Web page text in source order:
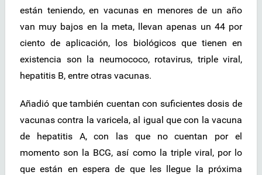
están teniendo, en vacunas en menores de un año
van muy bajos en la meta, llevan apenas un 44 por
ciento de aplicación, los biológicos que tienen en
existencia son la neumococo, rotavirus, triple viral,
hepatitis B, entre otras vacunas.
Añadió que también cuentan con suficientes dosis de
vacunas contra la varicela, al igual que con la vacuna
de hepatitis A, con las que no cuentan por el
momento son la BCG, así como la triple viral, por lo
que están en espera de que les llegue la próxima